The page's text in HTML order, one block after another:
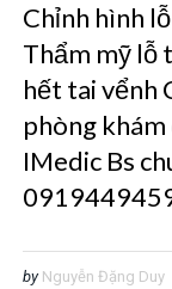
Chỉnh hình
Thẩm mỹ lỗ
hết tai vểnh
phòng
IMedic Bs
by Nguyễn Đặng Duy